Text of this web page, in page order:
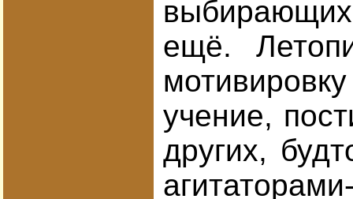
выбирающих
ещё.
учение,
других,